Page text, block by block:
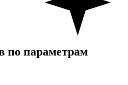
по параметрам